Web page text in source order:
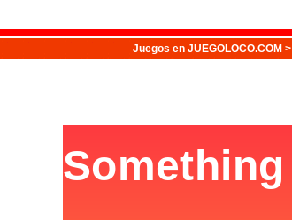
Juegos en JUEGOLOCO.COM >